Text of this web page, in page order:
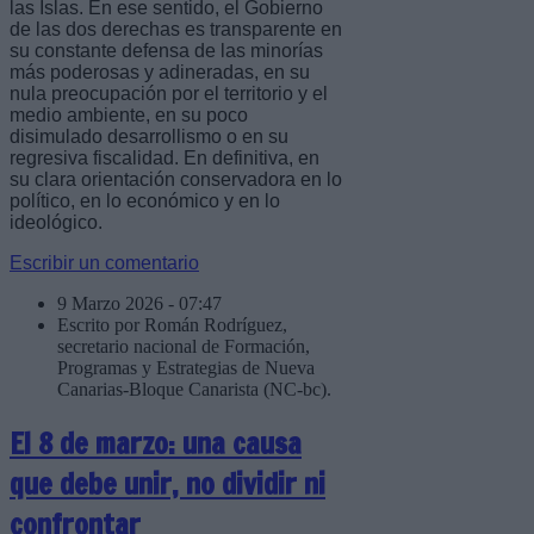
las Islas. En ese sentido, el Gobierno
de las dos derechas es transparente en
su constante defensa de las minorías
más poderosas y adineradas, en su
nula preocupación por el territorio y el
medio ambiente, en su poco
disimulado desarrollismo o en su
regresiva fiscalidad. En definitiva, en
su clara orientación conservadora en lo
político, en lo económico y en lo
ideológico.
Escribir un comentario
9 Marzo 2026 - 07:47
Escrito por Román Rodríguez,
secretario nacional de Formación,
Programas y Estrategias de Nueva
Canarias-Bloque Canarista (NC-bc).
El 8 de marzo: una causa
que debe unir, no dividir ni
confrontar